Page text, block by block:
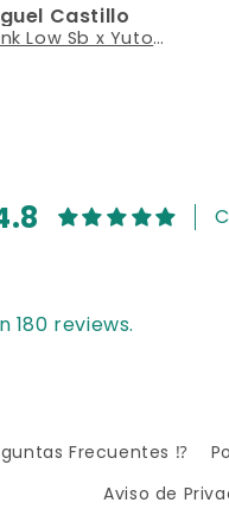
detalle.
Castillo
Dunk Low Sb x Yuto Horigome "Matcha"
180 reviews.
Frecuentes ⁉️
Aviso de